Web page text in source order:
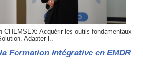
CHEMSEX: Acquérir les outils fondamentaux
Adapter l...
Formation Intégrative en EMDR